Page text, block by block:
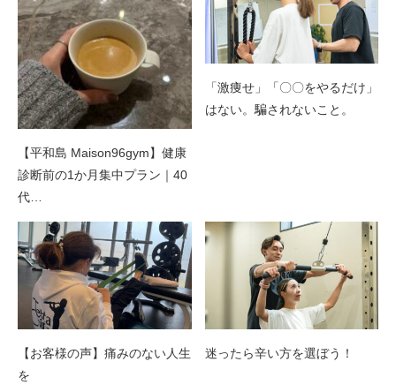
【平和島 Maison96gym】健康
診断前の1か月集中プラン｜40
代…
「激痩せ」「〇〇をやるだけ」
はない。騙されないこと。
【お客様の声】痛みのない人生
を
迷ったら辛い方を選ぼう！